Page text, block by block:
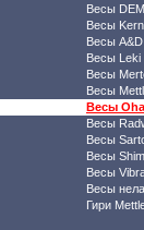
Весы
Весы
Весы
Весы Leki
Весы
Весы
Весы
Весы
Весы
Весы
Весы
Весы
Гири